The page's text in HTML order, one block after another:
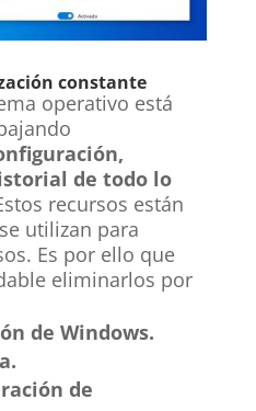
constante
operativo está
de todo lo
recursos están
utilizan para
Es por ello que
eliminarlos por
de Windows.
de